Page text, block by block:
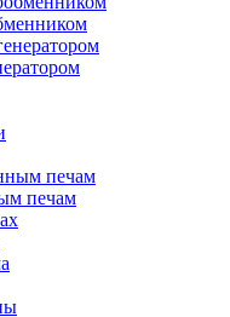
печам